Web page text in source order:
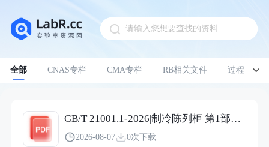
请输入您想要查找的资料
全部 CNAS专栏 CMA专栏 RB相关文件 过程管理
Pull down to refresh
GB/T 21001.1-2026|制冷陈列柜 第1部分：术语
2026-08-07 0次下载